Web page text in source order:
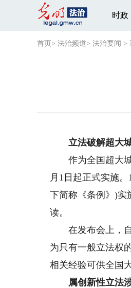
时政
首页 > 法治频道> 法治要闻 >
立法破解超大
作为全国超大城
月1日起正式实施
下简称《条例》)实
读。
在发布会上，自
为只有一般立法权
相关经验可供全国
属创新性立法